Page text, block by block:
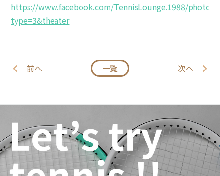
https://www.facebook.com/TennisLounge.1988/photos/
type=3&theater
前へ 一覧 次へ